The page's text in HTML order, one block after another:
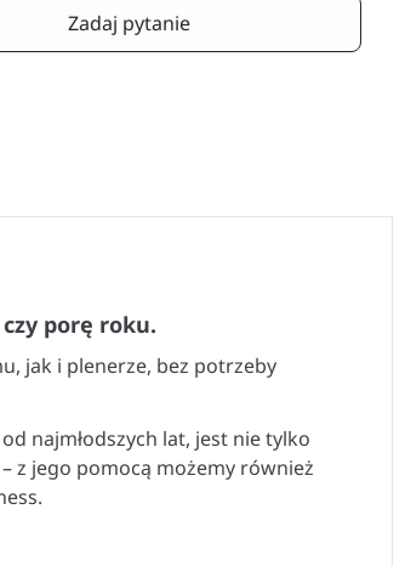
Zadaj pytanie
porę roku.
jak i plenerze, bez potrzeby
najmłodszych lat, jest nie tylko
z jego pomocą możemy również